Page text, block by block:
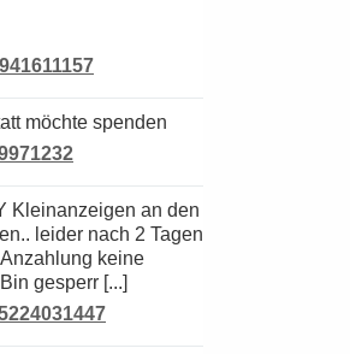
möchte spenden
leider nach 2 Tagen
keine
gesperr [...]